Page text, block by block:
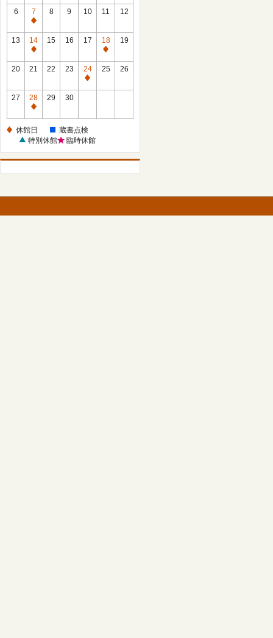
6
7
休
館
日
8 9 10 11 12
13
14
休
館
15 16 17
18
休
館
19
20 21 22 23
24
休
25 26
27
28
休
日
29 30
休館日
蔵書点検
特別休館
臨時休館